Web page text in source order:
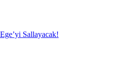
Sallayacak!